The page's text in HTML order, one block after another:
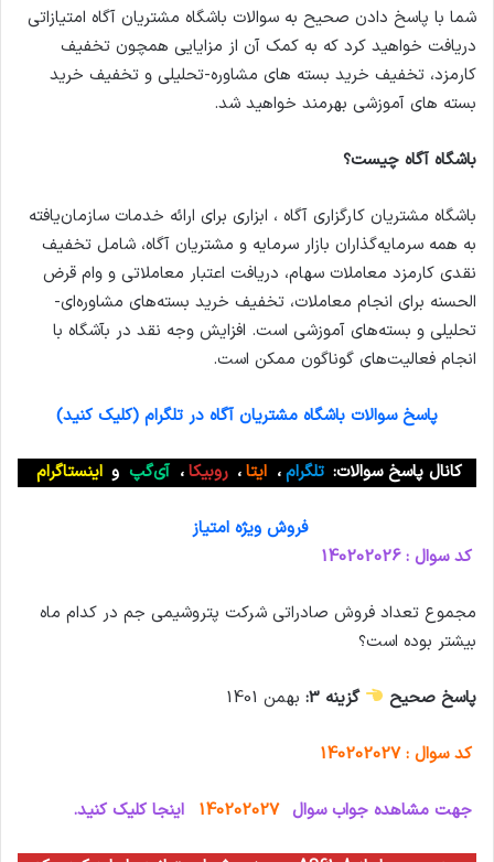
شما با پاسخ دادن صحیح به سوالات باشگاه مشتریان آگاه امتیازاتی
دریافت خواهید کرد که به کمک آن از مزایایی همچون تخفیف
کارمزد، تخفیف خرید بسته های مشاوره-تحلیلی و تخفیف خرید
بسته های آموزشی بهرمند خواهید شد.
باشگاه آگاه چیست؟
باشگاه مشتریان کارگزاری آگاه ، ابزاری برای ارائه خدمات سازمان‌یافته
به همه سرمایه‌گذاران بازار سرمایه و مشتریان آگاه، شامل تخفیف
نقدی کارمزد معاملات سهام، دریافت اعتبار معاملاتی و وام قرض
الحسنه برای انجام معاملات، تخفیف خرید بسته‌های مشاوره‌ای-
تحلیلی و بسته‌های آموزشی است. افزایش وجه نقد در بآشگاه با
انجام فعالیت‌های گوناگون ممکن است.
پاسخ سوالات باشگاه مشتریان آگاه در تلگرام (کلیک کنید)
کانال پاسخ سوالات: تلگرام، ایتا، روبیکا، آی‌گپ و اینستاگرام
فروش ویژه امتیاز
کد سوال : 140202026
مجموع تعداد فروش صادراتی شرکت پتروشیمی جم در کدام ماه
بیشتر بوده است؟
پاسخ صحیح گزینه 3: بهمن 1401
کد سوال : 140202027
جهت مشاهده جواب سوال 140202027 اینجا کلیک کنید.